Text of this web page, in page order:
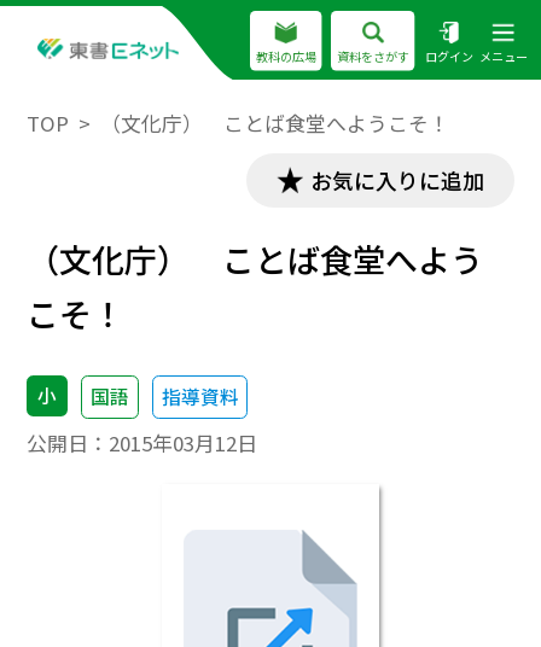
教科の広場 資料をさがす ログイン メニュー
TOP （文化庁） ことば食堂へようこそ！
お気に入りに追加
（文化庁） ことば食堂へよう
こそ！
小 国語 指導資料
公開日： 2015年03月12日